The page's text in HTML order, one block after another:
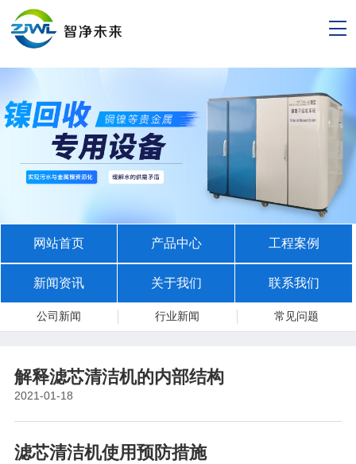
网站首页 产品中心 工程案例
新闻资讯 关于我们 联系我们
公司新闻 行业新闻 常见问题
解释滤芯清洁机的内部结构
2021-01-18
滤芯清洁机使用预防措施